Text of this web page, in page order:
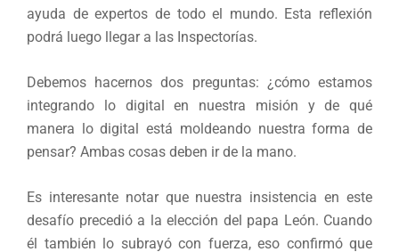
ayuda de expertos de todo el mundo. Esta reflexión
podrá luego llegar a las Inspectorías.
Debemos hacernos dos preguntas: ¿cómo estamos
integrando lo digital en nuestra misión y de qué
manera lo digital está moldeando nuestra forma de
pensar? Ambas cosas deben ir de la mano.
Es interesante notar que nuestra insistencia en este
desafío precedió a la elección del papa León. Cuando
él también lo subrayó con fuerza, eso confirmó que